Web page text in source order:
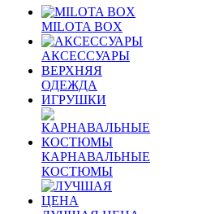
MILOTA BOX
АКСЕССУАРЫ
ВЕРХНЯЯ
ОДЕЖДА
ИГРУШКИ
КАРНАВАЛЬНЫЕ
КОСТЮМЫ